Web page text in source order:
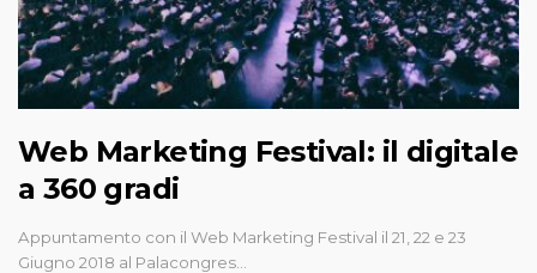
Web Marketing Festival: il digitale
a 360 gradi
Appuntamento con il Web Marketing Festival il 21, 22 e 23
Giugno 2018 al Palacongres…